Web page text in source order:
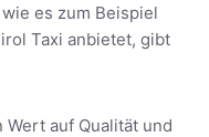
es zum Beispiel
Taxi anbietet, gibt
auf Qualität und